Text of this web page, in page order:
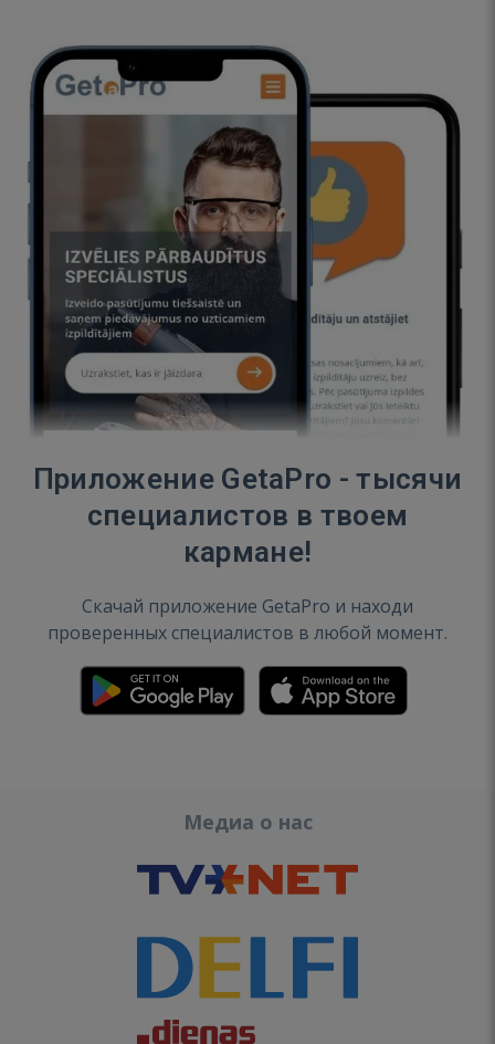
Приложение GetaPro - тысячи
специалистов в твоем
кармане!
Скачай приложение GetaPro и находи
проверенных специалистов в любой момент.
Медиа о нас